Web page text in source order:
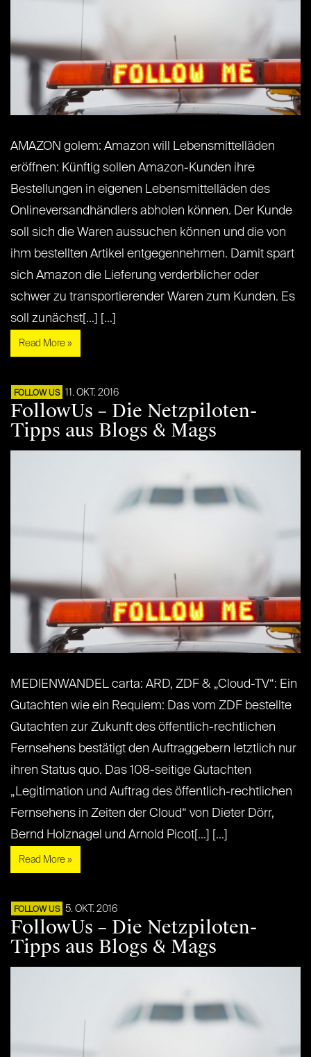
AMAZON golem: Amazon will Lebensmittelläden
eröffnen: Künftig sollen Amazon-Kunden ihre
Bestellungen in eigenen Lebensmittelläden des
Onlineversandhändlers abholen können. Der Kunde
soll sich die Waren aussuchen können und die von
ihm bestellten Artikel entgegennehmen. Damit spart
sich Amazon die Lieferung verderblicher oder
schwer zu transportierender Waren zum Kunden. Es
soll zunächst[...] [...]
Read More »
FOLLOW US 11. OKT. 2016
FollowUs – Die Netzpiloten-
Tipps aus Blogs & Mags
MEDIENWANDEL carta: ARD, ZDF & „Cloud-TV“: Ein
Gutachten wie ein Requiem: Das vom ZDF bestellte
Gutachten zur Zukunft des öffentlich-rechtlichen
Fernsehens bestätigt den Auftraggebern letztlich nur
ihren Status quo. Das 108-seitige Gutachten
„Legitimation und Auftrag des öffentlich-rechtlichen
Fernsehens in Zeiten der Cloud“ von Dieter Dörr,
Bernd Holznagel und Arnold Picot[...] [...]
Read More »
FOLLOW US 5. OKT. 2016
FollowUs – Die Netzpiloten-
Tipps aus Blogs & Mags